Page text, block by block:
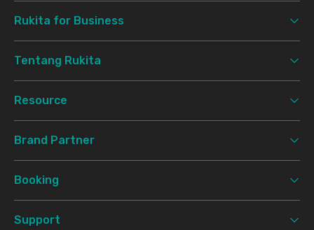
Rukita for Business
Tentang Rukita
Resource
Brand Partner
Booking
Support